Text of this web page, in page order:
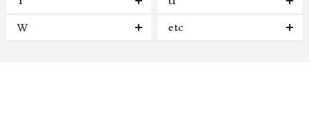
W etc